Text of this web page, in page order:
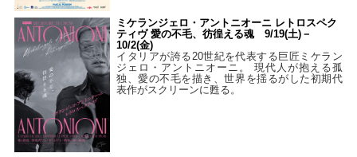
ミケランジェロ・アントニオーニ レトロスペク
ティヴ 愛の不毛、彷徨える魂 9/19(土)－
10/2(金)
イタリアが誇る20世紀を代表する巨匠ミケラン
ジェロ・アントニオーニ。 現代人が抱える孤
独、愛の不毛を描き、世界を揺るがした初期代
表作がスクリーンに甦る。